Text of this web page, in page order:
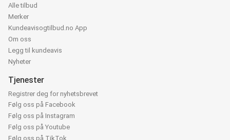
Alle tilbud
Merker
Kundeavisogtilbud.no App
Om oss
Legg til kundeavis
Nyheter
Tjenester
Registrer deg for nyhetsbrevet
Følg oss på Facebook
Følg oss på Instagram
Følg oss på Youtube
Følg oss på TikTok